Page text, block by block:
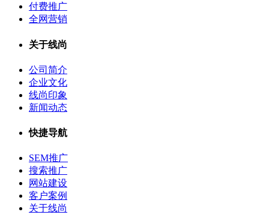
付费推广
全网营销
关于线尚
公司简介
企业文化
线尚印象
新闻动态
快捷导航
SEM推广
搜索推广
网站建设
客户案例
关于线尚